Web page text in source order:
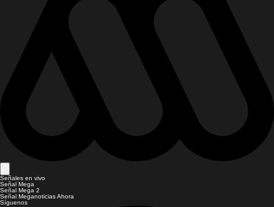
Señales en vivo
Señal Mega
Señal Mega 2
Señal Meganoticias Ahora
Síguenos